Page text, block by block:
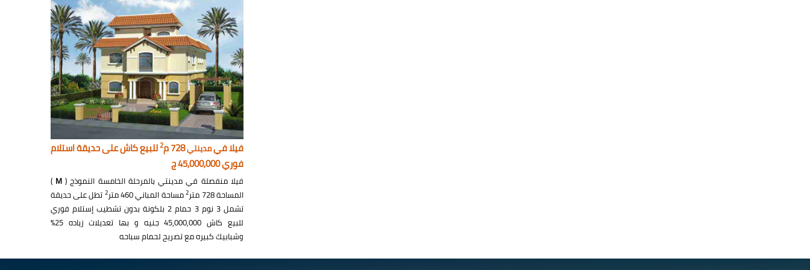
فيلا فيمدينتي728 م 2للبيع كاش على حديقة استلام
فوري 45,000,000 ج
فيلا منفصلة في مدينتي بالمرحلة الخامسة النموذج ( M
)
المساحة 728 متر
2مساحة المباني 460 متر 2 تطل على حديقة
تشمل 3 نوم 3 حمام 2 بلكونة بدون تشطيب إستلام فوري
للبيع كاش 45,000,000 جنيه و بها تعديلات زياده 25%
وشبابيك كبيره مع تصريح لحمام سباحه